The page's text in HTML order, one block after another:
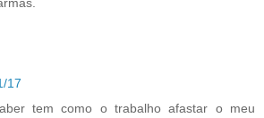
17
tem como o trabalho afastar o meu